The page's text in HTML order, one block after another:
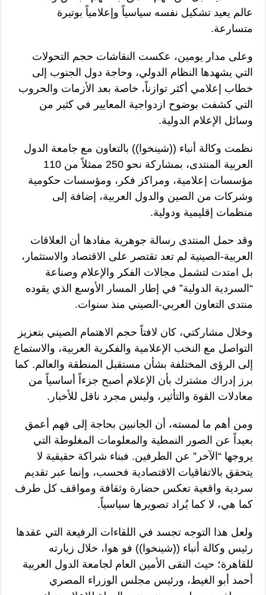
عالم يعيد تشكيل نفسه سياسياً وإعلامياً بوتيرة
متسارعة.
وعلى مدار يومين، عكست النقاشات حجم التحولات
التي يشهدها النظام الدولي، وحاجة دول الجنوب إلى
خطاب إعلامي أكثر توازناً، خاصة بعد الأزمات والحروب
التي كشفت بوضوح ازدواجية المعايير في كثير من
وسائل الإعلام الدولية.
نظمت وكالة أنباء ((شينخوا)) بالتعاون مع جامعة الدول
العربية المنتدى، بمشاركة نحو 250 ممثلاً من 110
مؤسسات إعلامية، ومراكز فكر، ومؤسسات حكومية
وشركات من الصين والدول العربية، إضافة إلى
منظمات إقليمية ودولية.
وقد حمل المنتدى رسالة جوهرية مفادها أن العلاقات
العربية-الصينية لم تعد تقتصر على الاقتصاد والاستثمار،
بل امتدت لتشمل مجالات الفكر والإعلام وصناعة
“السردية الدولية” في إطار المسار الأوسع الذي يقوده
منتدى التعاون العربي-الصيني منذ سنوات.
وخلال مشاركتي، كان لافتاً حجم الاهتمام الصيني بتعزيز
التواصل مع النخب الإعلامية والفكرية العربية، والاستماع
إلى الرؤى المختلفة بشأن مستقبل المنطقة والعالم. كما
برز إدراك مشترك بأن الإعلام أصبح جزءاً أساسياً من
معادلات القوة والتأثير، وليس مجرد ناقل للأخبار.
ومن أهم ما لمسته، أن الجانبين بحاجة إلى فهم أعمق
بعيداً عن الصور النمطية والمعلومات المغلوطة التي
يروجها “الآخر” عن الطرفين. فبناء شراكة حقيقية لا
يتحقق بالاتفاقيات الاقتصادية فحسب، وإنما عبر تقديم
سردية واقعية تعكس حضارة وثقافة ومواقف كل طرف
كما هي، لا كما يُراد تصويرها سياسياً.
ولعل هذا التوجه تجسد في اللقاءات الرفيعة التي عقدها
رئيس وكالة أنباء ((شينخوا)) فو هوا، خلال زيارته
للقاهرة؛ حيث التقى الأمين العام لجامعة الدول العربية
أحمد أبو الغيط، ورئيس مجلس الوزراء المصري